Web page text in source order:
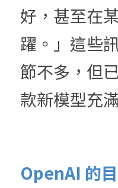
好，甚至在
躍。」這些
節不多，但
款新模型充
OpenAI 的